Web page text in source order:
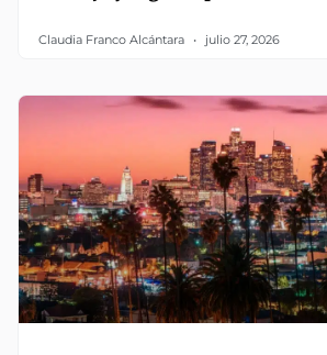
Claudia Franco Alcántara julio 27, 2026